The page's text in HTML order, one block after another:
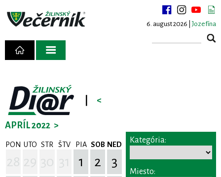
6. august 2026 | Jozefína
<
APRÍL 2022 >
PON UTO STR ŠTV PIA SOB NED
1 2
3
Kategória:
Miesto: